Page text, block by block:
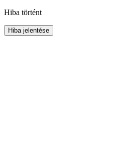
Hiba történt
Hiba jelentése